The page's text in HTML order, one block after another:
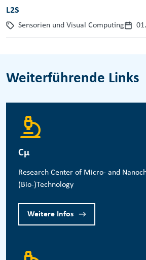
L2S
Sensorien und Visual Computing
Weiterführende Links
Cμ
Research Center of Micro- and
(Bio-)Technology
Weitere Infos